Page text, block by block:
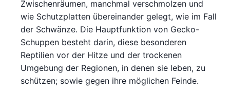
Zwischenräumen, manchmal verschmolzen und
wie Schutzplatten übereinander gelegt, wie im Fall
der Schwänze. Die Hauptfunktion von Gecko-
Schuppen besteht darin, diese besonderen
Reptilien vor der Hitze und der trockenen
Umgebung der Regionen, in denen sie leben, zu
schützen; sowie gegen ihre möglichen Feinde.